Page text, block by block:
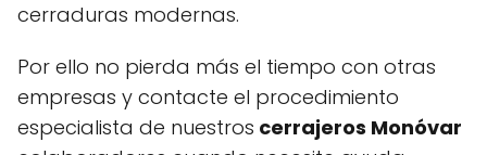
cerraduras modernas.
Por ello no pierda más el tiempo con otras
empresas y contacte el procedimiento
especialista de nuestros cerrajeros Monóvar